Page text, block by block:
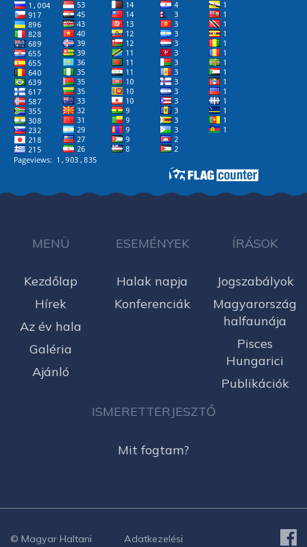
MENÜ
Kezdőlap
Hírek
Az év hala
Galéria
Ajánló
ESEMÉNYEK
Halak napja
Konferenciák
ÍRÁSOK
Jogszabályok
Magyarország
halfaunája
Pisces
Hungarici
Publikációk
ISMERETTERJESZTŐ
Mit fogtam?
© Magyar Haltani Adatkezelési